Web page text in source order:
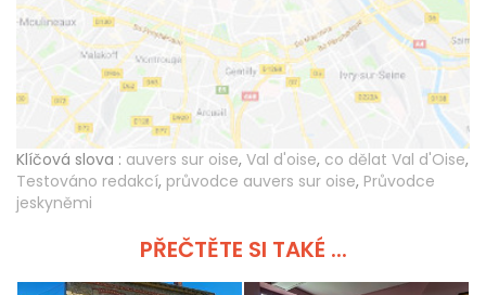
Klíčová slova : auvers sur oise, Val d'oise, co dělat Val d'Oise,
Testováno redakcí, průvodce auvers sur oise, Průvodce
jeskyněmi
PŘEČTĚTE SI TAKÉ ...